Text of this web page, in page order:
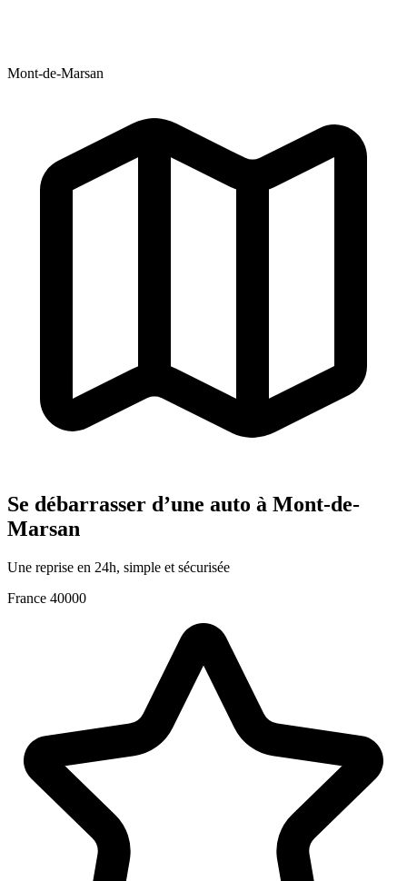
Mont-de-Marsan
Se débarrasser d’une auto à Mont-de-
Marsan
Une reprise en 24h, simple et sécurisée
France 40000